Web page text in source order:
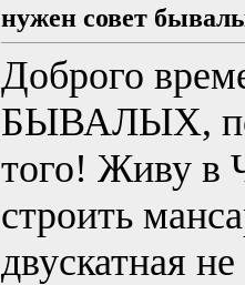
нужен совет
Доброго
БЫВАЛЫХ,
того! Живу в
строить
двускатная